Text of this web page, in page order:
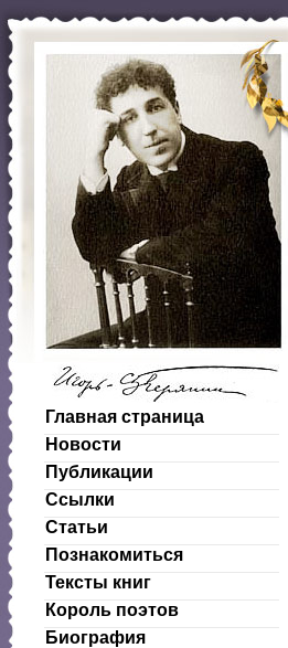
Главная страница
Новости
Публикации
Ссылки
Статьи
Познакомиться
Тексты книг
Король поэтов
Биография